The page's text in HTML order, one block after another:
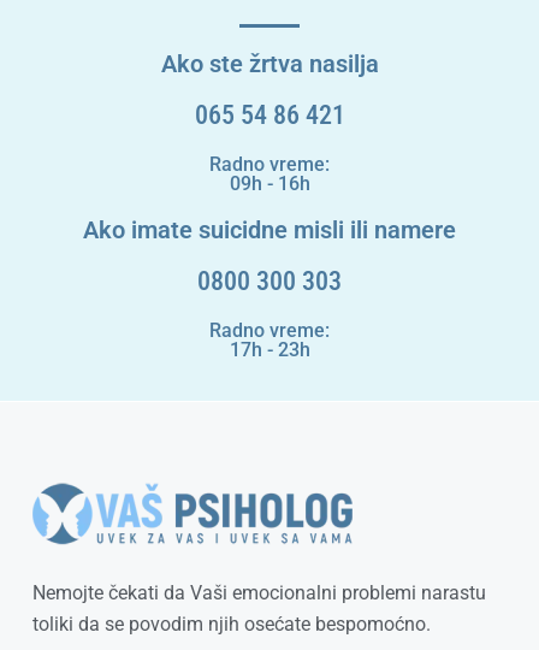
Ako ste žrtva nasilja
065 54 86 421
Radno vreme:
09h - 16h
Ako imate suicidne misli ili namere
0800 300 303
Radno vreme:
17h - 23h
Nemojte čekati da Vaši emocionalni problemi narastu
toliki da se povodim njih osećate bespomoćno.